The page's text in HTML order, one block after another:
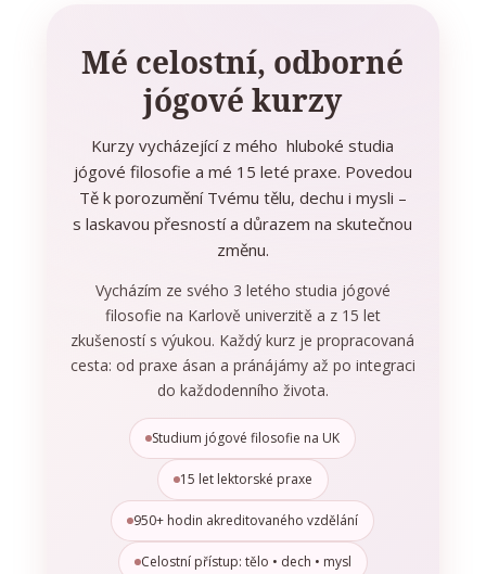
Mé celostní, odborné
jógové kurzy
Kurzy vycházející z mého hluboké studia
jógové filosofie a mé 15 leté praxe. Povedou
Tě k porozumění Tvému tělu, dechu i mysli –
s laskavou přesností a důrazem na skutečnou
změnu.
Vycházím ze svého 3 letého studia jógové
filosofie na Karlově univerzitě a z 15 let
zkušeností s výukou. Každý kurz je propracovaná
cesta: od praxe ásan a pránájámy až po integraci
do každodenního života.
Studium jógové filosofie na UK
15 let lektorské praxe
950+ hodin akreditovaného vzdělání
Celostní přístup: tělo • dech • mysl